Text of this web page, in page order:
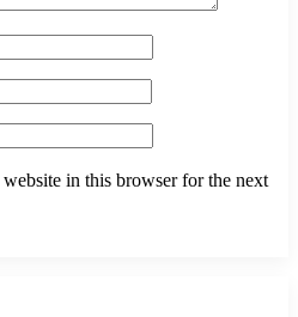
in this browser for the next